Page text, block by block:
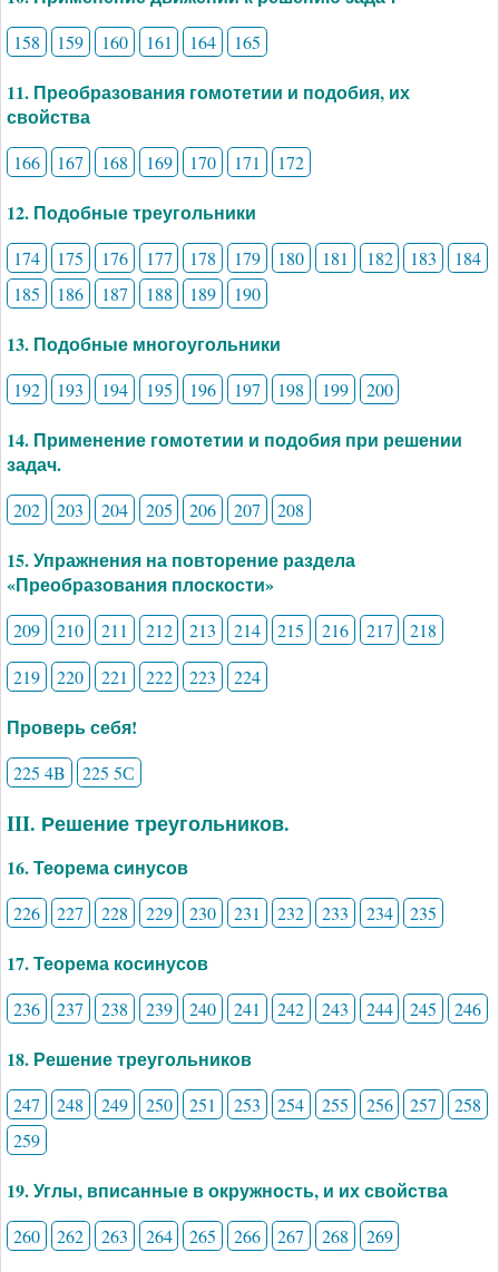
158 159 160 161 164 165
11. Преобразования гомотетии и подобия, их
свойства
166 167 168 169 170 171 172
12. Подобные треугольники
174 175 176 177 178 179 180 181 182 183
184
185
186 187 188 189 190
13. Подобные многоугольники
192 193 194 195 196 197 198 199 200
14. Применение гомотетии и подобия при решении
задач.
202 203 204 205 206 207 208
15. Упражнения на повторение раздела
«Преобразования плоскости»
209 210 211 212 213 214 215 216 217
218
219
220 221 222 223 224
Проверь себя!
225 4B 225 5С
III. Решение треугольников.
16. Теорема синусов
226 227 228 229 230 231 232 233 234 235
17. Теорема косинусов
236 237 238 239 240 241 242 243 244 245 246
18. Решение треугольников
247 248 249 250 251 253 254 255 256 257
258
259
19. Углы, вписанные в окружность, и их свойства
260 262 263 264 265 266 267 268 269